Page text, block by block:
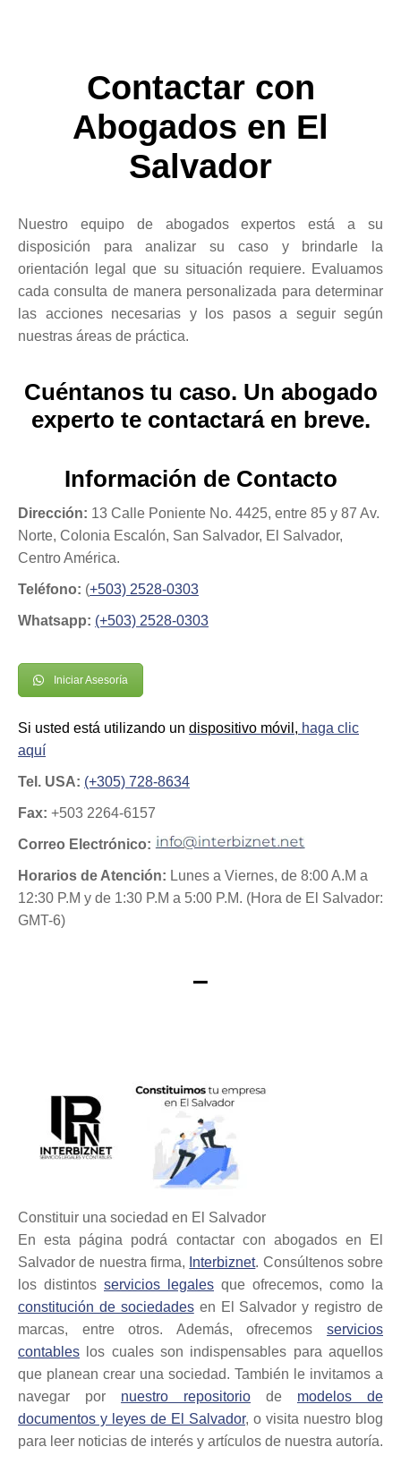
Contactar con
Abogados en El
Salvador
Nuestro equipo de abogados expertos está a su
disposición para analizar su caso y brindarle la
orientación legal que su situación requiere. Evaluamos
cada consulta de manera personalizada para determinar
las acciones necesarias y los pasos a seguir según
nuestras áreas de práctica.
Cuéntanos tu caso. Un abogado
experto te contactará en breve.
Información de Contacto
Dirección: 13 Calle Poniente No. 4425, entre 85 y 87 Av.
Norte, Colonia Escalón, San Salvador, El Salvador,
Centro América.
Teléfono: (+503) 2528-0303
Whatsapp: (+503) 2528-0303
Iniciar Asesoría
Si usted está utilizando un dispositivo móvil, haga clic
aquí
Tel. USA: (+305) 728-8634
Fax: +503 2264-6157
Correo Electrónico:
Horarios de Atención: Lunes a Viernes, de 8:00 A.M a
12:30 P.M y de 1:30 P.M a 5:00 P.M. (Hora de El Salvador:
GMT-6)
–
Constituir una sociedad en El Salvador
En esta página podrá contactar con abogados en El
Salvador de nuestra firma, Interbiznet. Consúltenos sobre
los distintos servicios legales que ofrecemos, como la
constitución de sociedadesen El Salvador y registro de
marcas, entre otros. Además, ofrecemos servicios
contables los cuales son indispensables para aquellos
que planean crear una sociedad. También le invitamos a
navegar por nuestro repositorio de modelos de
documentos y leyes de El Salvador, o visita nuestro blog
para leer noticias de interés y artículos de nuestra autoría.